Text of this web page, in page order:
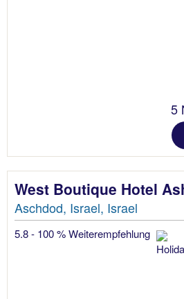
5
West Boutique Hotel
Aschdod, Israel, Israel
5.8 - 100 % Weiterempfehlung